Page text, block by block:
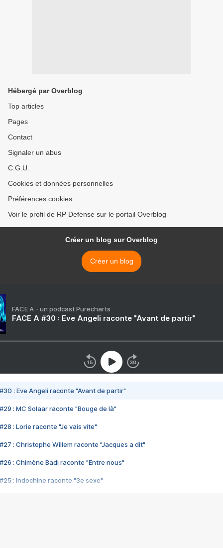
Hébergé par Overblog
Top articles
Pages
Contact
Signaler un abus
C.G.U.
Cookies et données personnelles
Préférences cookies
Voir le profil de RP Defense sur le portail Overblog
Créer un blog sur Overblog
Créer un blog
FACE A - un podcast Purecharts
FACE A #30 : Eve Angeli raconte "Avant de partir"
#30 : Eve Angeli raconte "Avant de partir"
#29 : MC Solaar raconte "Bouge de là"
#28 : Lorie raconte "Je vais vite"
#27 : Christophe Willem raconte "Jacques a dit"
#26 : Chimène Badi raconte "Entre nous"
#25 : Indochine raconte "3e sexe"